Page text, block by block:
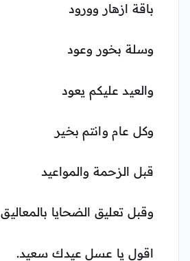
باقة ازهار وورود
وسلة بخور وعود
والعيد عليكم يعود
وكل عام وانتم بخير
قبل الزحمة والمواعيد
وقبل تعليق الضحايا بالمعاليق
اقول يا عسل عيدك سعيد.